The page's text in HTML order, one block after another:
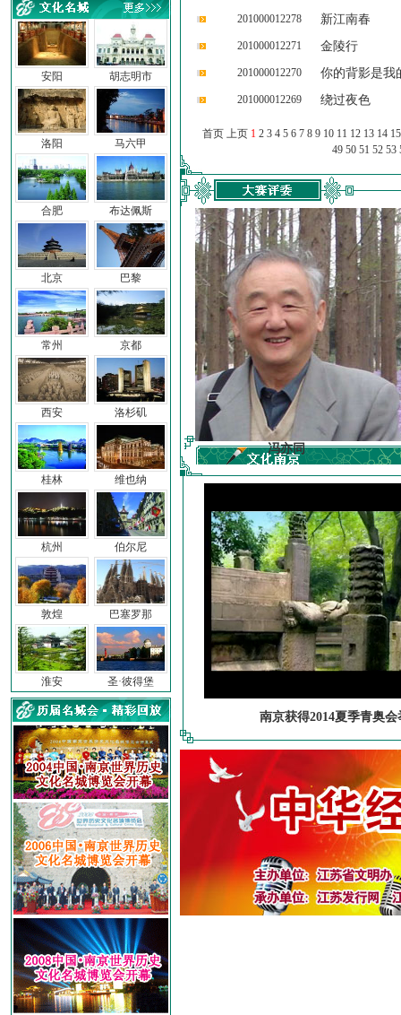
安阳
洛阳
合肥
北京
常州
西安
桂林
杭州
敦煌
淮安
胡志明市
马六甲
布达佩斯
巴黎
京都
洛杉矶
维也纳
伯尔尼
巴塞罗那
圣·彼得堡
201000012278 新江南春
201000012271 金陵行
201000012270 你的背影是我
201000012269 绕过夜色
首页 上页 1 2 3 4 5 6 7 8 9 10 11 12 13 14 15
49 50 51 52 53
前子 冯亦同
南京获得2014夏季青奥会